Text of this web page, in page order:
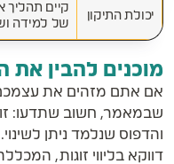
יכולת התיקון
קיים תהליך
של למידה
מוכנים להבין את
אם אתם מזהים את
שבמאמר, חשוב שתדעו:
והדפוס שנלמד ניתן
דווקא בליווי זוגות,